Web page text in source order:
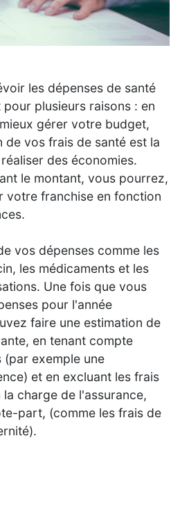
les dépenses de santé
plusieurs raisons : en
gérer votre budget,
de vos frais de santé est la
des économies.
le montant, vous pourrez,
votre franchise en fonction
vos dépenses comme les
les médicaments et les
Une fois que vous
pour l'année
faire une estimation de
en tenant compte
exemple une
et en excluant les frais
charge de l'assurance,
part, (comme les frais de